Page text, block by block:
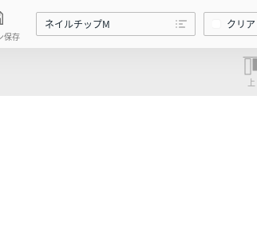
保存
ネイルチップM クリア
上